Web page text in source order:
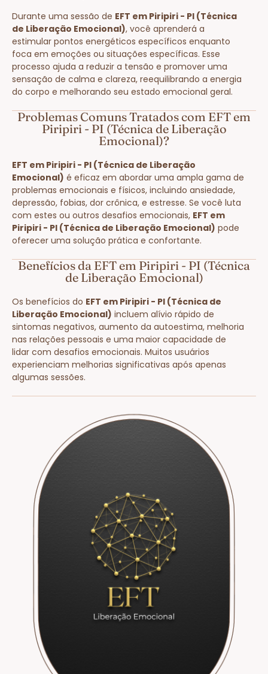
Durante uma sessão de EFT em Piripiri - PI (Técnica
de Liberação Emocional), você aprenderá a
estimular pontos energéticos específicos enquanto
foca em emoções ou situações específicas. Esse
processo ajuda a reduzir a tensão e promover uma
sensação de calma e clareza, reequilibrando a energia
do corpo e melhorando seu estado emocional geral.
Problemas Comuns Tratados com EFT em
Piripiri - PI (Técnica de Liberação
Emocional)?
EFT em Piripiri - PI (Técnica de Liberação
Emocional) é eficaz em abordar uma ampla gama de
problemas emocionais e físicos, incluindo ansiedade,
depressão, fobias, dor crônica, e estresse. Se você luta
com estes ou outros desafios emocionais, EFT em
Piripiri - PI (Técnica de Liberação Emocional) pode
oferecer uma solução prática e confortante.
Benefícios da EFT em Piripiri - PI (Técnica
de Liberação Emocional)
Os benefícios do EFT em Piripiri - PI (Técnica de
Liberação Emocional) incluem alívio rápido de
sintomas negativos, aumento da autoestima, melhoria
nas relações pessoais e uma maior capacidade de
lidar com desafios emocionais. Muitos usuários
experienciam melhorias significativas após apenas
algumas sessões.